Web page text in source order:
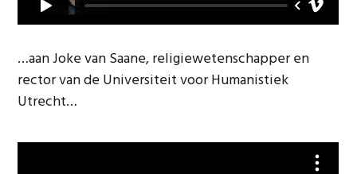
…aan Joke van Saane, religiewetenschapper en
rector van de Universiteit voor Humanistiek
Utrecht…